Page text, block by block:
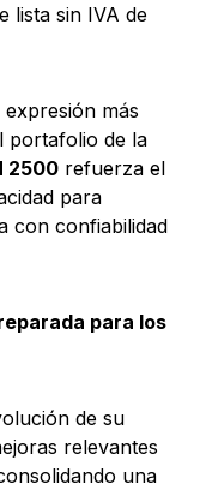
lista sin IVA de
más
portafolio de la
2500 refuerza el
para
con confiabilidad
para los
de su
relevantes
una